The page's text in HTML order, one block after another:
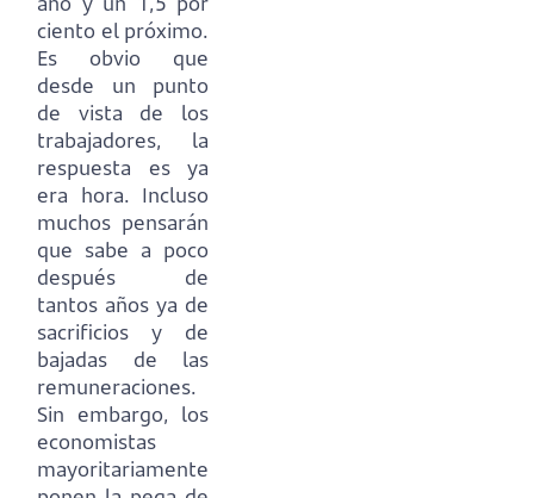
ciento el próximo.
Es obvio que
desde un punto
de vista de los
trabajadores, la
respuesta es ya
era hora. Incluso
muchos pensarán
que sabe a poco
después de
tantos años ya de
sacrificios y de
bajadas de las
remuneraciones.
Sin embargo, los
economistas
mayoritariamente